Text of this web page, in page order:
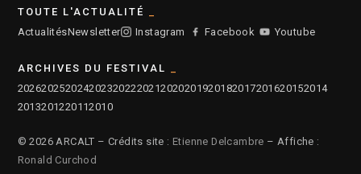
TOUTE L'ACTUALITÉ
ActualitésNewsletter Instagram Facebook Youtube
ARCHIVES DU FESTIVAL
2026202520242023202220212020201920182017201620152014
2013201220112010
© 2026 ARCALT – Crédits site : Etienne Delcambre – Affiche :
Ronald Curchod